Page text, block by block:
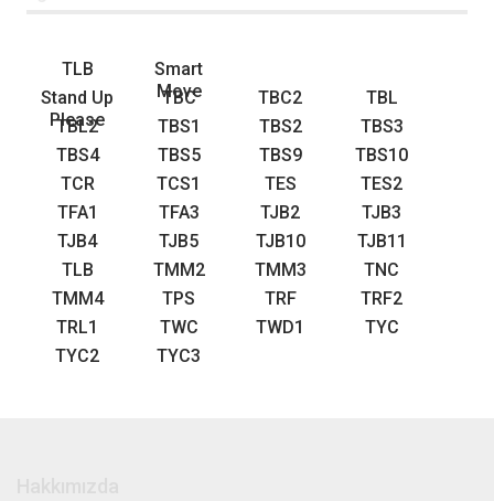
TLB
Smart
Move
Stand Up
Please
TBC TBC2
TBL
TBL2
TBS1 TBS2
TBS3
TBS4
TBS5 TBS9
TBS10
TCR
TCS1 TES
TES2
TFA1
TFA3 TJB2
TJB3
TJB4
TJB5 TJB10
TJB11
TLB
TMM2 TMM3
TNC
TMM4
TPS TRF
TRF2
TRL1
TWC TWD1
TYC
TYC2
TYC3